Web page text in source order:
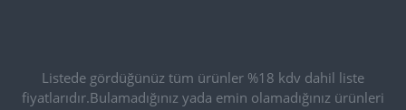
Listede gördüğünüz tüm ürünler %18 kdv dahil liste
fiyatlarıdır.Bulamadığınız yada emin olamadığınız ürünleri